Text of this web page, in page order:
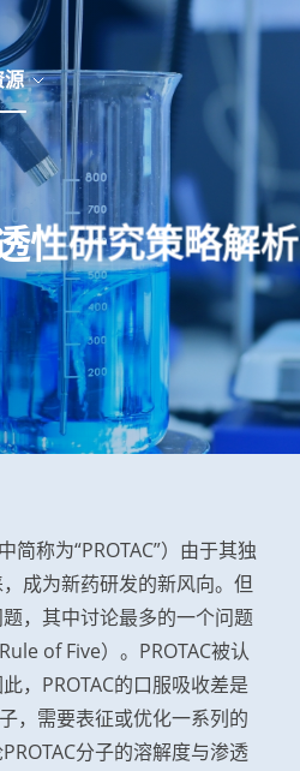
性研究策略解析
称为“PROTAC”） 由于其独
成为新药研发的新风向。但
，其中讨论最多的一个问题
of Five）。PROTAC被认
，PROTAC的口服吸收差是
，需要表征或优化一系列的
分子的溶解度与渗透